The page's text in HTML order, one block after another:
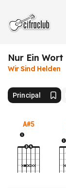
Nur Ein Wort
Wir Sind Helden
Principal
A#5